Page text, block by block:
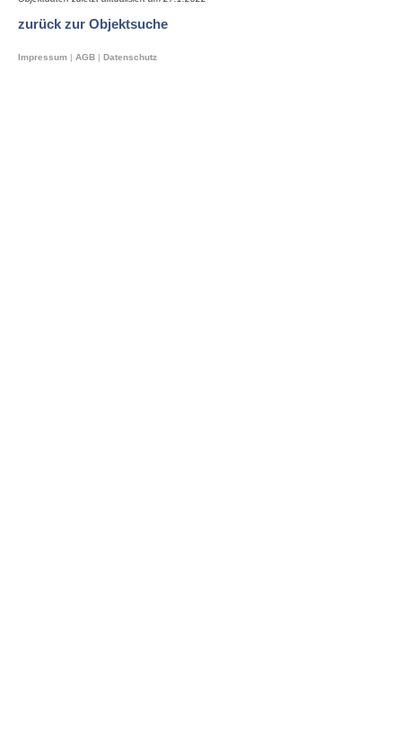
zurück zur Objektsuche
Impressum | AGB | Datenschutz